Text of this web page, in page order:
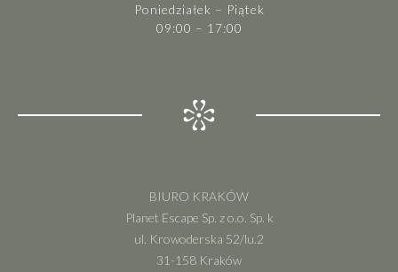
Poniedziałek – Piątek
09:00 – 17:00
BIURO KRAKÓW
Planet Escape Sp. z o.o. Sp. k
ul. Krowoderska 52/lu.2
31-158 Kraków